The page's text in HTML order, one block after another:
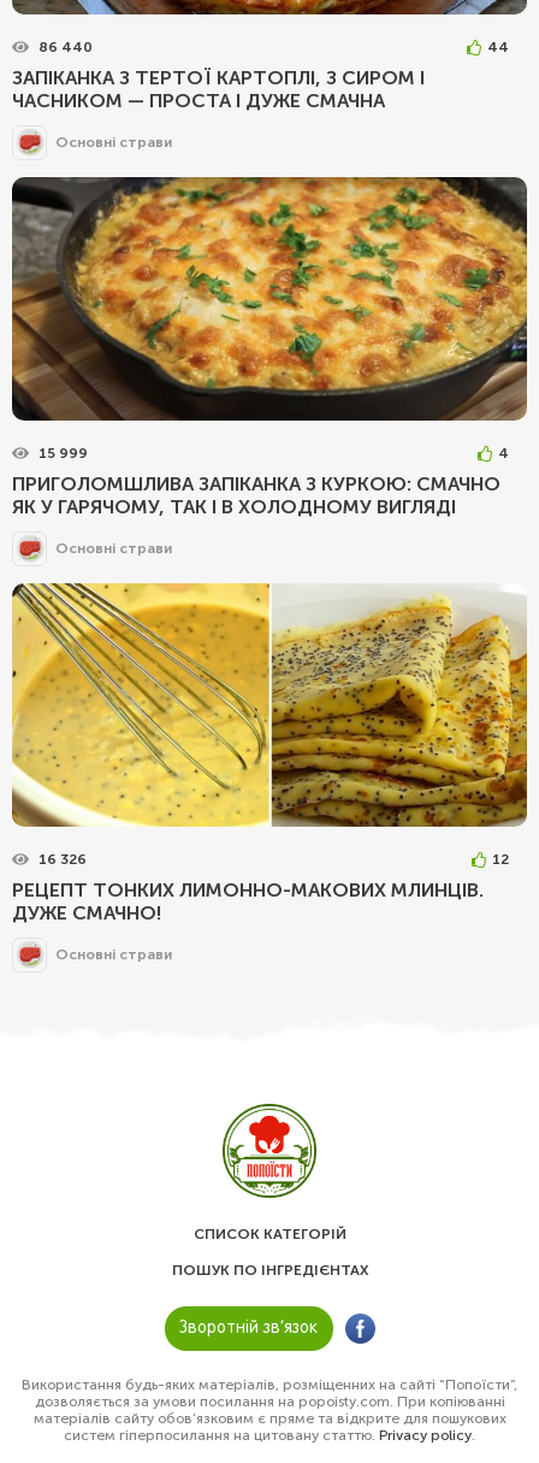
86 440 44
ЗАПІКАНКА З ТЕРТОЇ КАРТОПЛІ, З СИРОМ І
ЧАСНИКОМ — ПРОСТА І ДУЖЕ СМАЧНА
Основні страви
15 999 4
ПРИГОЛОМШЛИВА ЗАПІКАНКА З КУРКОЮ: СМАЧНО
ЯК У ГАРЯЧОМУ, ТАК І В ХОЛОДНОМУ ВИГЛЯДІ
Основні страви
16 326 12
РЕЦЕПТ ТОНКИХ ЛИМОННО-МАКОВИХ МЛИНЦІВ.
ДУЖЕ СМАЧНО!
Основні страви
СПИСОК КАТЕГОРІЙ
ПОШУК ПО ІНГРЕДІЄНТАХ
Зворотній зв’язок
Використання будь-яких матеріалів, розміщенних на сайті “Попоїсти”,
дозволяється за умови посилання на popoisty.com. При копіюванні
матеріалів сайту обов’язковим є пряме та відкрите для пошукових
систем гіперпосилання на цитовану статтю. Privacy policy.